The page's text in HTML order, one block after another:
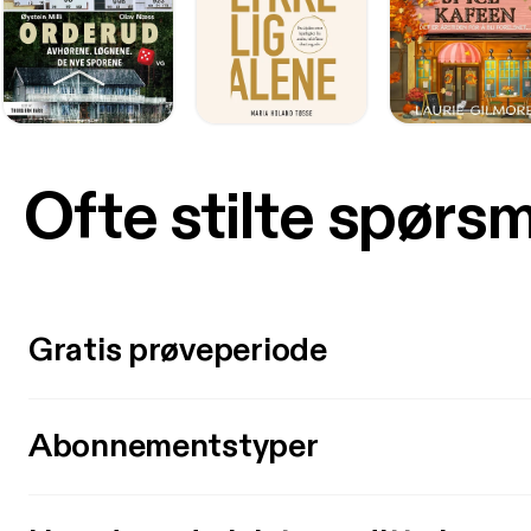
Ofte stilte
Gratis prøveperiode
Abonnementstyper